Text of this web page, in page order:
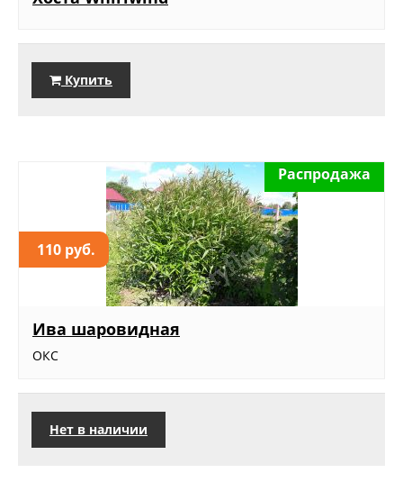
Купить
110 руб.
Распродажа
Ива шаровидная
ОКС
Нет в наличии